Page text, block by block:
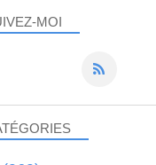
MOI